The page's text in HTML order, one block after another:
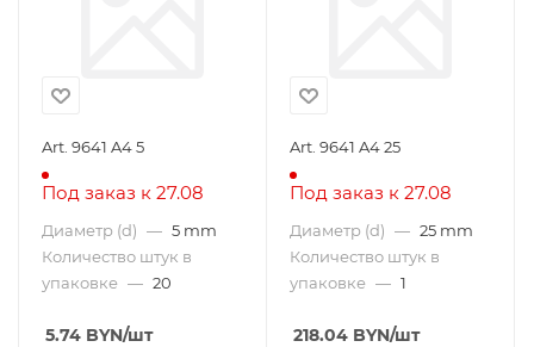
Art. 9641 A4 5
Под заказ к 27.08
Диаметр (d) — 5 mm
Количество штук в
упаковке — 20
5.74 BYN/шт
Art. 9641 A4 25
Под заказ к 27.08
Диаметр (d) — 25 mm
Количество штук в
упаковке — 1
218.04 BYN/шт